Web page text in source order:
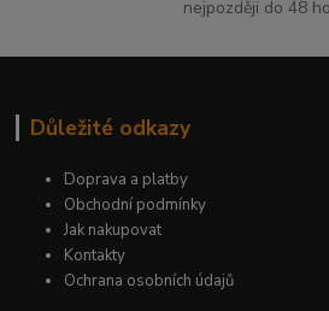
nejpozději do 48
Důležité odkazy
Doprava a platby
Obchodní podmínky
Jak nakupovat
Kontakty
Ochrana osobních údajů